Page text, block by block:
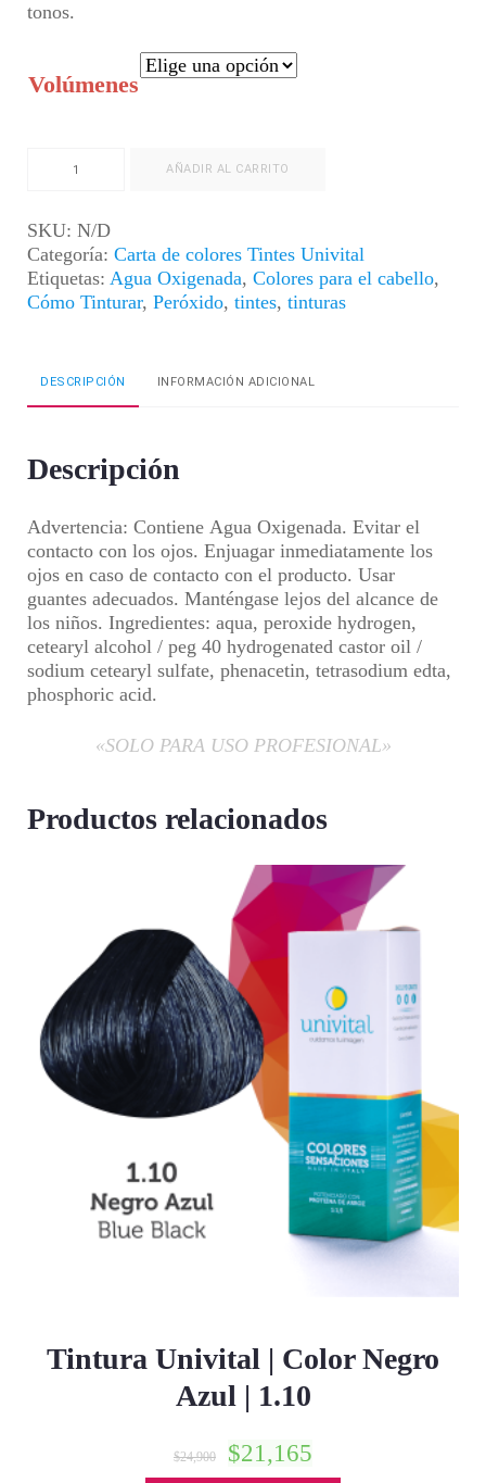
tonos.
Volúmenes
Aguas
Oxigenadas
AÑADIR AL CARRITO
SKU: N/D
Categoría: Carta de colores Tintes Univital
Etiquetas: Agua Oxigenada, Colores para el cabello,
Cómo Tinturar, Peróxido, tintes, tinturas
DESCRIPCIÓN INFORMACIÓN ADICIONAL
Descripción
Advertencia: Contiene Agua Oxigenada. Evitar el
contacto con los ojos. Enjuagar inmediatamente los
ojos en caso de contacto con el producto. Usar
guantes adecuados. Manténgase lejos del alcance de
los niños. Ingredientes: aqua, peroxide hydrogen,
cetearyl alcohol / peg 40 hydrogenated castor oil /
sodium cetearyl sulfate, phenacetin, tetrasodium edta,
phosphoric acid.
«SOLO PARA USO PROFESIONAL»
Productos relacionados
Tintura Univital | Color Negro
Azul | 1.10
$24,900 $21,165